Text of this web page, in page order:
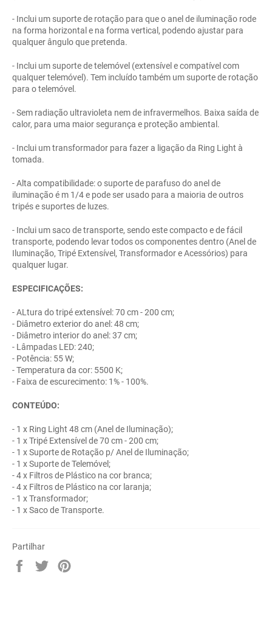
- Inclui um suporte de rotação para que o anel de iluminação rode
na forma horizontal e na forma vertical, podendo ajustar para
qualquer ângulo que pretenda.
- Inclui um suporte de telemóvel (extensível e compatível com
qualquer telemóvel). Tem incluído também um suporte de rotação
para o telemóvel.
- Sem radiação ultravioleta nem de infravermelhos. Baixa saída de
calor, para uma maior segurança e proteção ambiental.
- Inclui um transformador para fazer a ligação da Ring Light à
tomada.
- Alta compatibilidade: o suporte de parafuso do anel de
iluminação é m 1/4 e pode ser usado para a maioria de outros
tripés e suportes de luzes.
- Inclui um saco de transporte, sendo este compacto e de fácil
transporte, podendo levar todos os componentes dentro (Anel de
Iluminação, Tripé Extensível, Transformador e Acessórios) para
qualquer lugar.
ESPECIFICAÇÕES:
- ALtura do tripé extensível: 70 cm - 200 cm;
- Diâmetro exterior do anel: 48 cm;
- Diâmetro interior do anel: 37 cm;
- Lâmpadas LED: 240;
- Potência: 55 W;
- Temperatura da cor: 5500 K;
- Faixa de escurecimento: 1% - 100%.
CONTEÚDO:
- 1 x Ring Light 48 cm (Anel de Iluminação);
- 1 x Tripé Extensível de 70 cm - 200 cm;
- 1 x Suporte de Rotação p/ Anel de Iluminação;
- 1 x Suporte de Telemóvel;
- 4 x Filtros de Plástico na cor branca;
- 4 x Filtros de Plástico na cor laranja;
- 1 x Transformador;
- 1 x Saco de Transporte.
Partilhar
Partilhe Twittar